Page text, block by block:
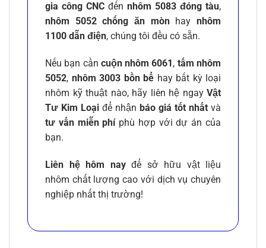
gia công CNC đến nhôm 5083 đóng tàu,
nhôm 5052 chống ăn mònhaynhôm
1100 dẫn điện, chúng tôi đều có sẵn.
Nếu bạn cần cuộn nhôm 6061, tấm nhôm
5052, nhôm 3003 bồn bể hay bất kỳ loại
nhôm kỹ thuật nào, hãy liên hệ ngay Vật
Tư Kim Loại để nhận báo giá tốt nhất và
tư vấn miễn phíphù hợp với dự án của
bạn.
Liên hệ hôm nayđể sở hữu vật liệu
nhôm chất lượng cao với dịch vụ chuyên
nghiệp nhất thị trường!